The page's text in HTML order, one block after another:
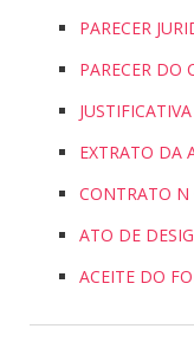
PARECER
PARECER DO
JUSTIFICATIVA
EXTRATO DA
CONTRATO
ATO DE
ACEITE DO